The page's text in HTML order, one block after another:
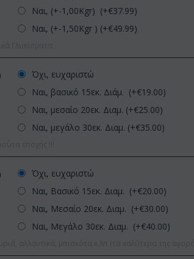
γυάλινο βάζο
€45.00 €
Ναι, (+-1,00Kgr) (+€37.99)
Ναι, (+-1,50Kgr ) (+€49.99)
Όχι, ευχαριστώ
Ναι, βασικό 15εκ. Διάμ. (+€19.00)
Ναι, μεσαίο 20εκ. Διαμ. (+€25.00)
Ναι, μεγάλο 30εκ. Διαμ. (+€35.00)
Όχι, ευχαριστώ
Ναι, Βασικό 15εκ. Διαμ. (+€20.00)
Ναι, Μεσαίο 20εκ. Διαμ. (+€30.00)
Ναι, Μεγάλο 30εκ. Διαμ. (+€40.00)